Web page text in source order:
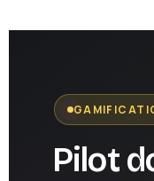
Pilot